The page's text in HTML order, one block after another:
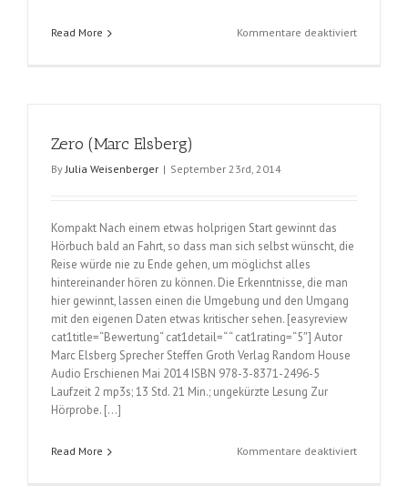
Read More Kommentare deaktiviertfür
Zero (Marc Elsberg)
ByJulia Weisenberger | September 23rd, 2014
Kompakt Nach einem etwas holprigen Start gewinnt das
Hörbuch bald an Fahrt, so dass man sich selbst wünscht, die
Reise würde nie zu Ende gehen, um möglichst alles
hintereinander hören zu können. Die Erkenntnisse, die man
hier gewinnt, lassen einen die Umgebung und den Umgang
mit den eigenen Daten etwas kritischer sehen. [easyreview
cat1title=“Bewertung“ cat1detail=“ “ cat1rating=“5″] Autor
Marc Elsberg Sprecher Steffen Groth Verlag Random House
Audio Erschienen Mai 2014 ISBN 978-3-8371-2496-5
Laufzeit 2 mp3s; 13 Std. 21 Min.; ungekürzte Lesung Zur
Hörprobe. […]
Read More Kommentare deaktiviertfür